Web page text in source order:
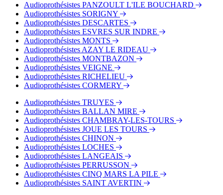
Audioprothésistes PANZOULT L'ILE BOUCHARD
Audioprothésistes SORIGNY
Audioprothésistes DESCARTES
Audioprothésistes ESVRES SUR INDRE
Audioprothésistes MONTS
Audioprothésistes AZAY LE RIDEAU
Audioprothésistes MONTBAZON
Audioprothésistes VEIGNE
Audioprothésistes RICHELIEU
Audioprothésistes CORMERY
Audioprothésistes TRUYES
Audioprothésistes BALLAN MIRE
Audioprothésistes CHAMBRAY-LES-TOURS
Audioprothésistes JOUE LES TOURS
Audioprothésistes CHINON
Audioprothésistes LOCHES
Audioprothésistes LANGEAIS
Audioprothésistes PERRUSSON
Audioprothésistes CINQ MARS LA PILE
Audioprothésistes SAINT AVERTIN